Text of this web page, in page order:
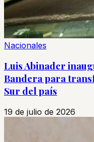
Nacionales
Luis Abinader
Bandera para
Sur del país
19 de julio de 2026